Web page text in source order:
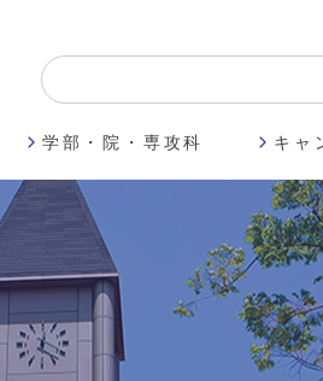
学部・院・専攻科 キャ